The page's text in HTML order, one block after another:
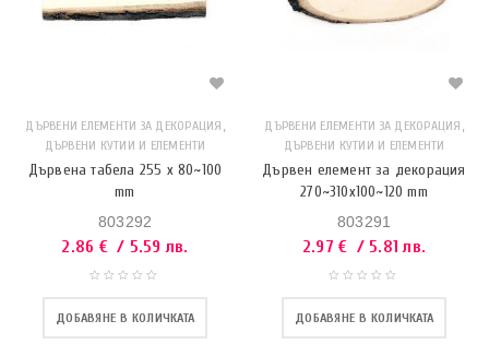
ДЪРВЕНИ ЕЛЕМЕНТИ ЗА ДЕКОРАЦИЯ ,
ДЪРВЕНИ КУТИИ И ЕЛЕМЕНТИ
Дървена табела 255 x 80~100
mm
803292
2.86 € / 5.59 лв.
ДОБАВЯНЕ В КОЛИЧКАТА
ДЪРВЕНИ ЕЛЕМЕНТИ ЗА ДЕКОРАЦИЯ ,
ДЪРВЕНИ КУТИИ И ЕЛЕМЕНТИ
Дървен елемент за декорация
270~310х100~120 mm
803291
2.97€ / 5.81 лв.
ДОБАВЯНЕ В КОЛИЧКАТА